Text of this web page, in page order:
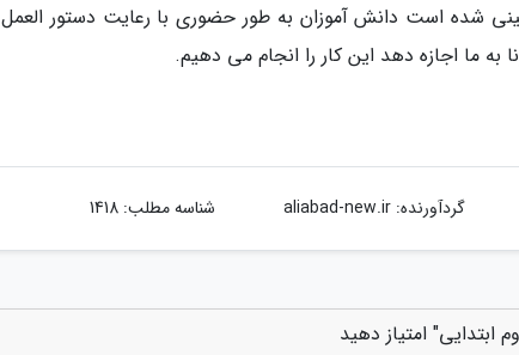
شده است دانش آموزان به طور حضوری با رعایت دستور العمل
ما اجازه دهد این کار را انجام می دهیم.
گردآورنده:aliabad-new.ir شناسه مطلب: 1418
امتیاز دهید